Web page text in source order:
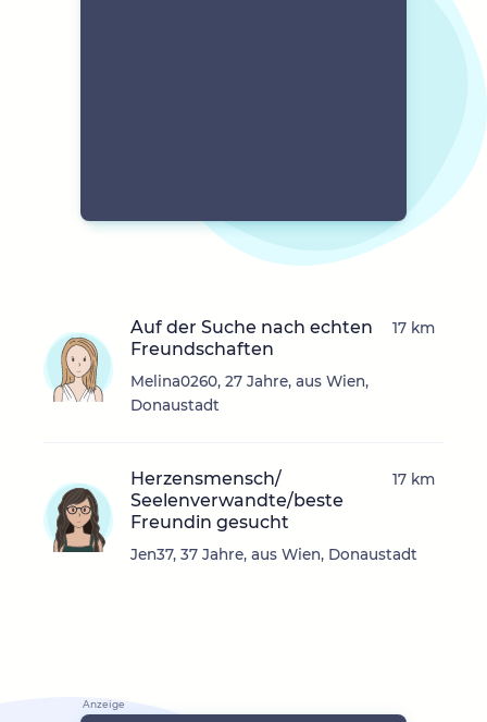
Auf der Suche nach echten
Freundschaften
Melina0260, 27 Jahre, aus Wien,
Donaustadt
17 km
Herzensmensch/
Seelenverwandte/beste
Freundin gesucht
Jen37, 37 Jahre, aus Wien, Donaustadt
17 km